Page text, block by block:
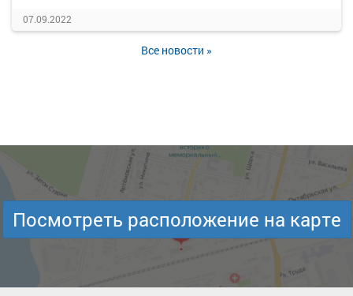
07.09.2022
Все новости »
Посмотреть расположение на карте